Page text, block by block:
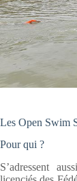
Les Open Swim
Pour qui ?
S’adressent